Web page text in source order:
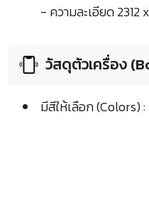
- ความละเอียด 2312
วัสดุตัวเครื่อง
มีสีให้เลือก (Colors)